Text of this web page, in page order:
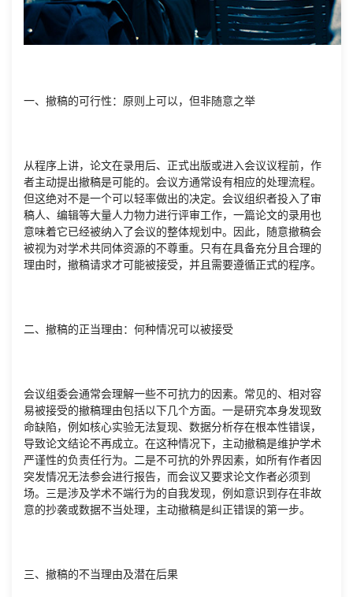
一、撤稿的可行性：原则上可以，但非随意之举
从程序上讲，论文在录用后、正式出版或进入会议议程前，作
者主动提出撤稿是可能的。会议方通常设有相应的处理流程。
但这绝对不是一个可以轻率做出的决定。会议组织者投入了审
稿人、编辑等大量人力物力进行评审工作，一篇论文的录用也
意味着它已经被纳入了会议的整体规划中。因此，随意撤稿会
被视为对学术共同体资源的不尊重。只有在具备充分且合理的
理由时，撤稿请求才可能被接受，并且需要遵循正式的程序。
二、撤稿的正当理由：何种情况可以被接受
会议组委会通常会理解一些不可抗力的因素。常见的、相对容
易被接受的撤稿理由包括以下几个方面。一是研究本身发现致
命缺陷，例如核心实验无法复现、数据分析存在根本性错误，
导致论文结论不再成立。在这种情况下，主动撤稿是维护学术
严谨性的负责任行为。二是不可抗的外界因素，如所有作者因
突发情况无法参会进行报告，而会议又要求论文作者必须到
场。三是涉及学术不端行为的自我发现，例如意识到存在非故
意的抄袭或数据不当处理，主动撤稿是纠正错误的第一步。
三、撤稿的不当理由及潜在后果